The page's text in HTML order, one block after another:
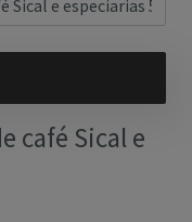
café Sical e